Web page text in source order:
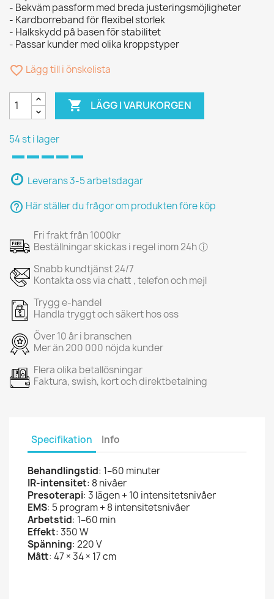
- Bekväm passform med breda justeringsmöjligheter
- Kardborreband för flexibel storlek
- Halkskydd på basen för stabilitet
- Passar kunder med olika kroppstyper
favorite_border Lägg till i önskelista
 LÄGG I VARUKORGEN
54 st i lager
Leverans 3-5 arbetsdagar
help_outline Här ställer du frågor om produkten före köp
Fri frakt från 1000kr
Beställningar skickas i regel inom 24h ⓘ
Snabb kundtjänst 24/7
Kontakta oss via chatt , telefon och mejl
Trygg e-handel
Handla tryggt och säkert hos oss
Över 10 år i branschen
Mer än 200 000 nöjda kunder
Flera olika betallösningar
Faktura, swish, kort och direktbetalning
Specifikation Info
Behandlingstid: 1–60 minuter
IR‑intensitet: 8 nivåer
Presoterapi: 3 lägen + 10 intensitetsnivåer
EMS: 5 program + 8 intensitetsnivåer
Arbetstid: 1–60 min
Effekt: 350 W
Spänning: 220 V
Mått: 47 × 34 × 17 cm